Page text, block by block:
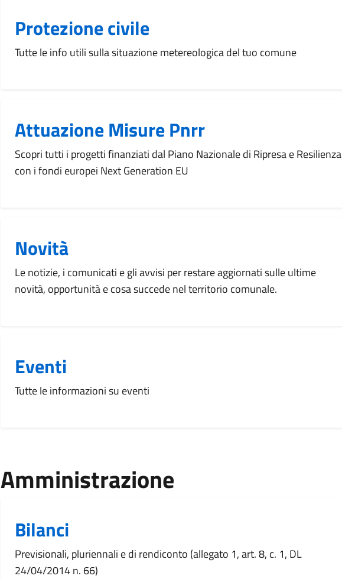
Protezione civile
Tutte le info utili sulla situazione metereologica del tuo comune
Attuazione Misure Pnrr
Scopri tutti i progetti finanziati dal Piano Nazionale di Ripresa e Resilienza
con i fondi europei Next Generation EU
Novità
Le notizie, i comunicati e gli avvisi per restare aggiornati sulle ultime
novità, opportunità e cosa succede nel territorio comunale.
Eventi
Tutte le informazioni su eventi
Amministrazione
Bilanci
Previsionali, pluriennali e di rendiconto (allegato 1, art. 8, c. 1, DL
24/04/2014 n. 66)